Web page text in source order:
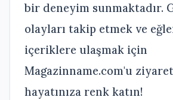
bir deneyim sunmaktadır.
olayları takip etmek ve
içeriklere ulaşmak için
Magazinname.com'u
hayatınıza renk katın!